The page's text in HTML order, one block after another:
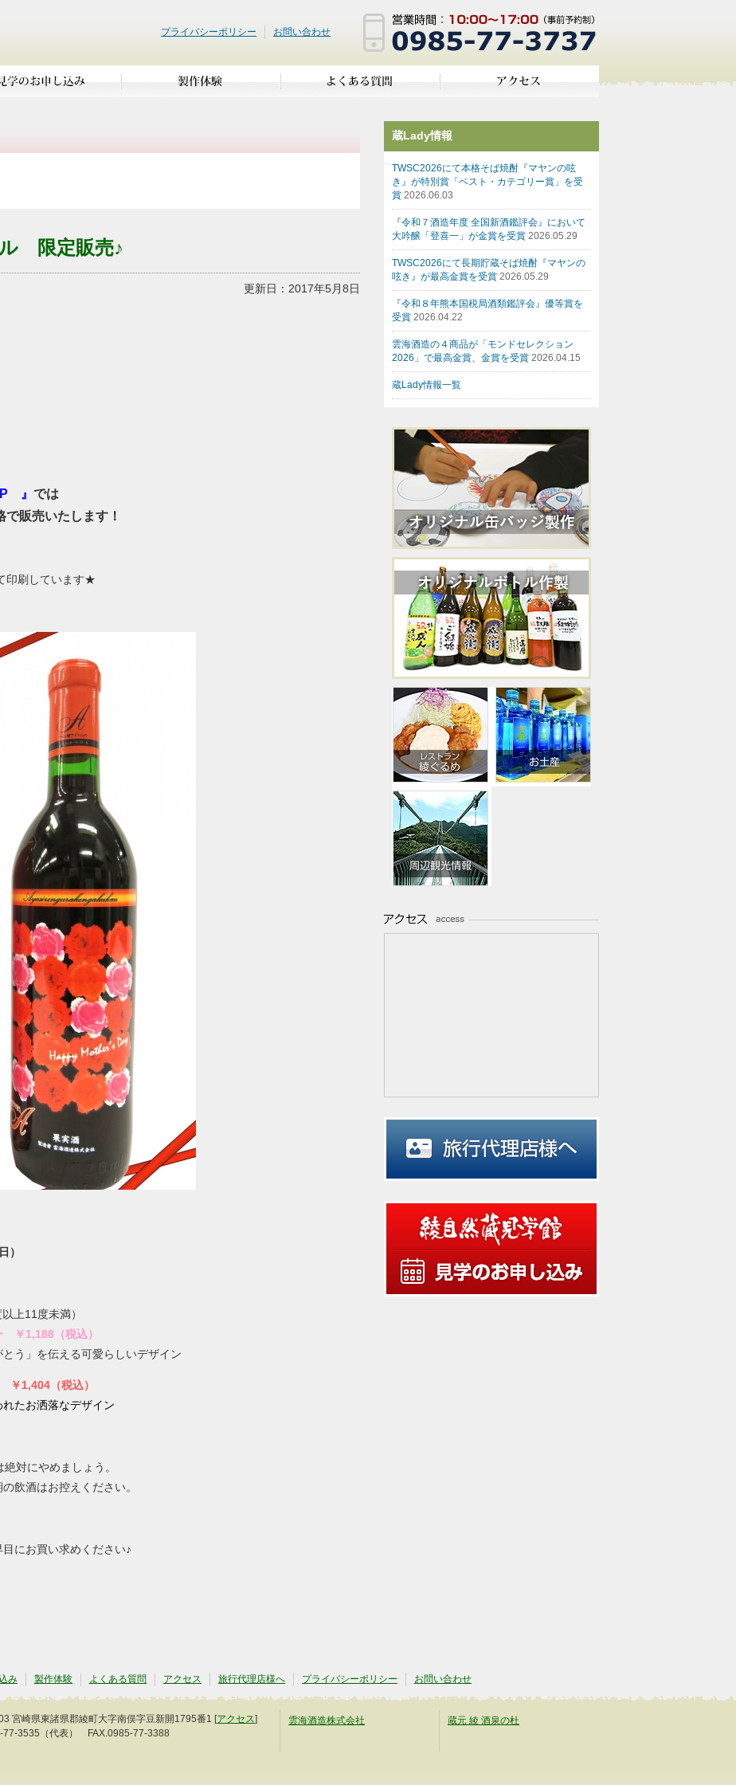
プライバシーポリシー お問い合わせ
限定販売♪
更新日：2017年5月8日
』 では
販売いたします！
印刷しています★
）
上11度未満）
￥1,188（税込）
う」を伝える可愛らしいデザイン
1,404（税込）
たお洒落なデザイン
対にやめましょう。
飲酒はお控えください。
にお買い求めください♪
蔵Lady情報
TWSC2026にて本格そば焼酎『マヤンの呟
き』が特別賞「ベスト・カテゴリー賞」を受
賞 2026.06.03
『令和７酒造年度 全国新酒鑑評会』において
大吟醸「登喜一」が金賞を受賞 2026.05.29
TWSC2026にて長期貯蔵そば焼酎『マヤンの
呟き』が最高金賞を受賞 2026.05.29
『令和８年熊本国税局酒類鑑評会』優等賞を
受賞 2026.04.22
雲海酒造の４商品が「モンドセレクション
2026」で最高金賞、金賞を受賞 2026.04.15
蔵Lady情報一覧
み 製作体験 よくある質問 アクセス 旅行代理店様へ プライバシーポリシー お問い合わせ
宮崎県東諸県郡綾町大字南俣字豆新開1795番1 [アクセス]
77-3535（代表） FAX.0985-77-3388
雲海酒造株式会社 蔵元 綾 酒泉の杜